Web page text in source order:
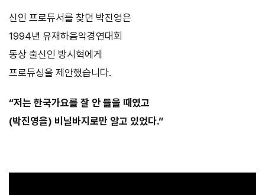
신인 프로듀서를 찾던 박진영은
1994년 유재하음악경연대회
동상 출신인 방시혁에게
프로듀싱을 제안했습니다.
“저는 한국가요를 잘 안 들을 때였고
(박진영을) 비닐바지로만 알고 있었다.”